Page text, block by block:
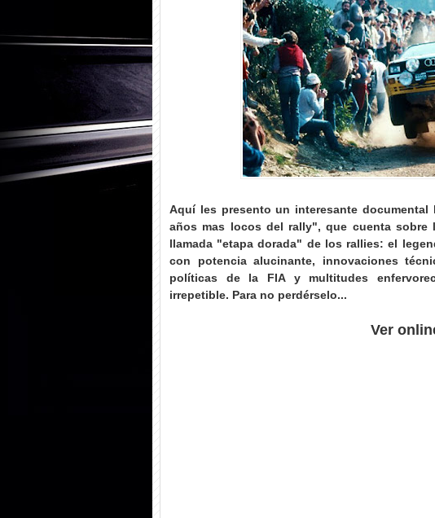
Aquí les presento un interesante
años mas locos del rally", que cuenta
llamada "etapa dorada" de los rallies: el
con potencia alucinante, innovaciones
políticas de la FIA y multitudes
irrepetible. Para no perdérselo...
Ver